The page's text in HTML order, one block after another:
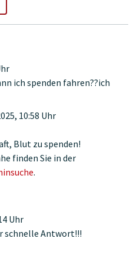
ich spenden fahren??ich
10:58 Uhr
Blut zu spenden!
finden Sie in der
.
Uhr
schnelle Antwort!!!